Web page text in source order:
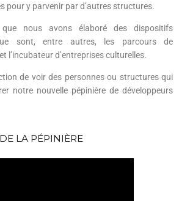
pour y parvenir par d’autres structures.
nous avons élaboré des dispositifs
sont, entre autres, les parcours de
l’incubateur d’entreprises culturelles.
de voir des personnes ou structures qui
notre nouvelle pépinière de développeurs
LA PÉPINIÈRE